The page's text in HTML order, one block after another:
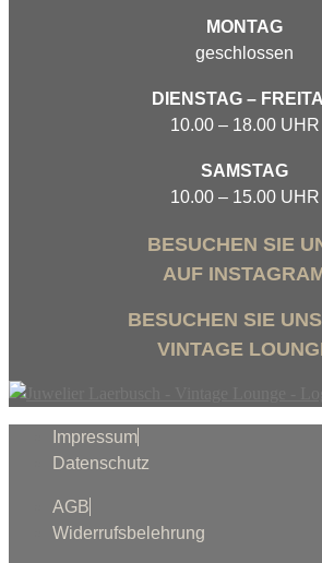
MONTAG
geschlossen
DIENSTAG –
10.00 – 18.00 UHR
SAMSTAG
10.00 – 15.00 UHR
BESUCHEN SIE
AUF
BESUCHEN SIE
VINTAGE
Impressum
Datenschutz
AGB
Widerrufsbelehrung